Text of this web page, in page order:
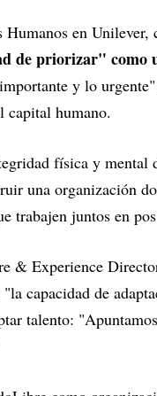
en
de priorizar" como
y lo
capital humano.
física y mental
una organización
trabajen juntos en
& Experience
capacidad de
talento: